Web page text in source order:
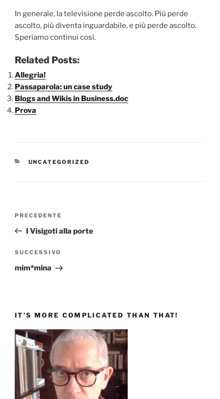
In generale, la televisione perde ascolto. Più perde
ascolto, più diventa inguardabile, e più perde ascolto.
Speriamo continui così.
Related Posts:
Allegria!
Passaparola: un case study
Blogs and Wikis in Business.doc
Prova
CATEGORIE
UNCATEGORIZED
Articolo
precedente:
PRECEDENTE
I Visigoti alla porte
Articolo
successivo
SUCCESSIVO
mim*mina
IT’S MORE COMPLICATED THAN THAT!